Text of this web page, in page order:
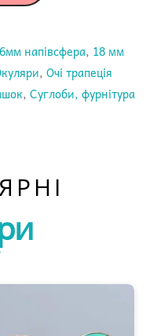
напівсфера, 18 мм
,Очі трапеція
,Суглоби, фурнітура